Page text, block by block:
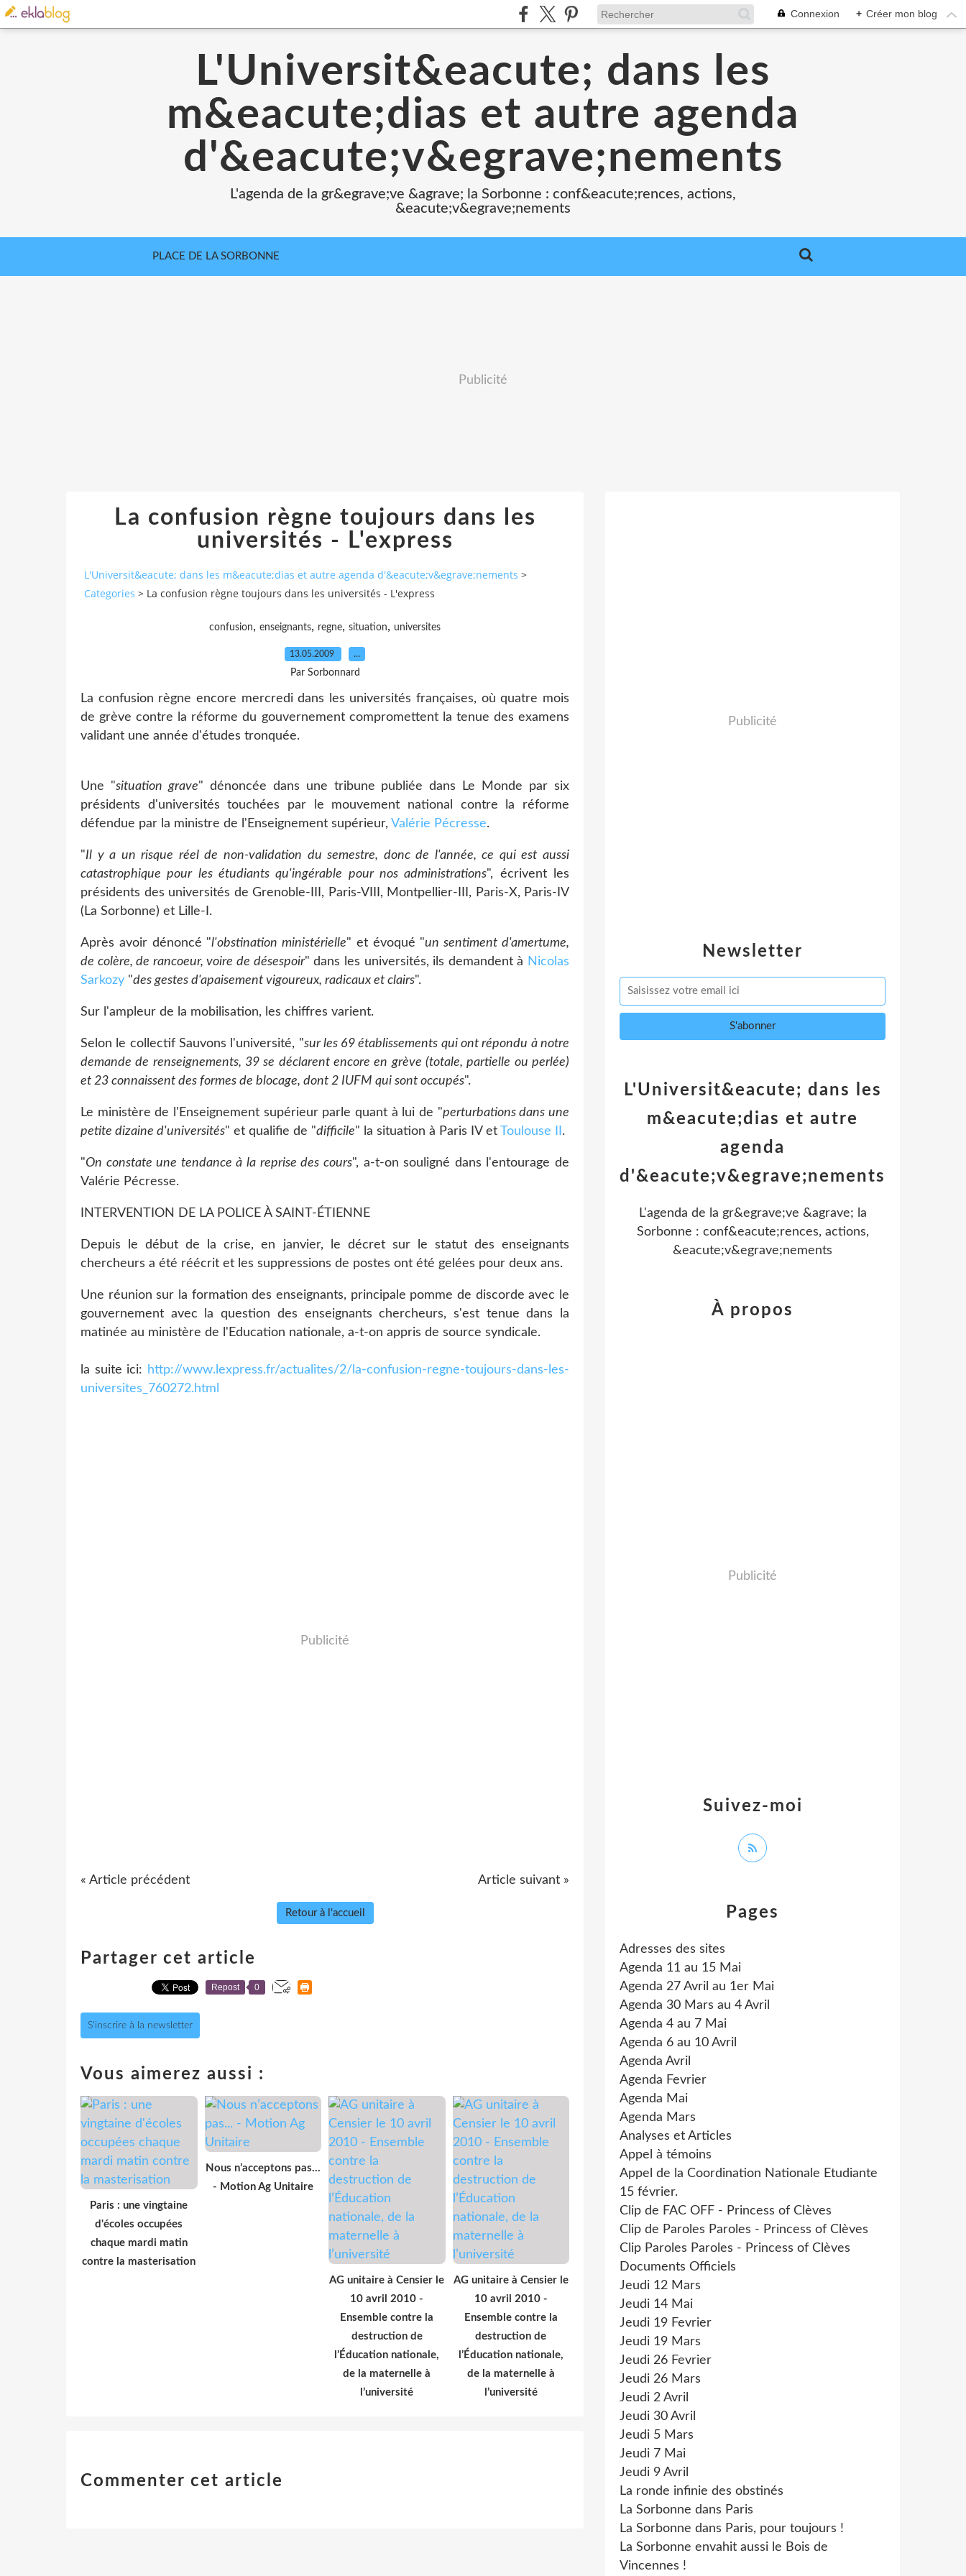
Connexion + Créer mon blog
L'Universit&eacute; dans les
m&eacute;dias et autre agenda
d'&eacute;v&egrave;nements
L'agenda de la gr&egrave;ve &agrave; la Sorbonne : conf&eacute;rences, actions,
&eacute;v&egrave;nements
PLACE DE LA SORBONNE
Publicité
La confusion règne toujours dans les
universités - L'express
L'Universit&eacute; dans les m&eacute;dias et autre agenda d'&eacute;v&egrave;nements >
Categories > La confusion règne toujours dans les universités - L'express
confusion, enseignants, regne, situation, universites
13.05.2009 …
Par Sorbonnard
La confusion règne encore mercredi dans les universités françaises, où quatre mois
de grève contre la réforme du gouvernement compromettent la tenue des examens
validant une année d'études tronquée.
Une "situation grave" dénoncée dans une tribune publiée dans Le Monde par six
présidents d'universités touchées par le mouvement national contre la réforme
défendue par la ministre de l'Enseignement supérieur, Valérie Pécresse.
"Il y a un risque réel de non-validation du semestre, donc de l'année, ce qui est aussi
catastrophique pour les étudiants qu'ingérable pour nos administrations", écrivent les
présidents des universités de Grenoble-III, Paris-VIII, Montpellier-III, Paris-X, Paris-IV
(La Sorbonne) et Lille-I.
Après avoir dénoncé "l'obstination ministérielle" et évoqué "un sentiment d'amertume,
de colère, de rancoeur, voire de désespoir" dans les universités, ils demandent à Nicolas
Sarkozy "des gestes d'apaisement vigoureux, radicaux et clairs".
Sur l'ampleur de la mobilisation, les chiffres varient.
Selon le collectif Sauvons l'université, "sur les 69 établissements qui ont répondu à notre
demande de renseignements, 39 se déclarent encore en grève (totale, partielle ou perlée)
et 23 connaissent des formes de blocage, dont 2 IUFM qui sont occupés".
Le ministère de l'Enseignement supérieur parle quant à lui de "perturbations dans une
petite dizaine d'universités" et qualifie de "difficile" la situation à Paris IV et Toulouse II .
"On constate une tendance à la reprise des cours", a-t-on souligné dans l'entourage de
Valérie Pécresse.
INTERVENTION DE LA POLICE À SAINT-ÉTIENNE
Depuis le début de la crise, en janvier, le décret sur le statut des enseignants
chercheurs a été réécrit et les suppressions de postes ont été gelées pour deux ans.
Une réunion sur la formation des enseignants, principale pomme de discorde avec le
gouvernement avec la question des enseignants chercheurs, s'est tenue dans la
matinée au ministère de l'Education nationale, a-t-on appris de source syndicale.
la suite ici:
http://www.lexpress.fr/actualites/2/la-confusion-regne-toujours-dans-les-
universites_760272.html
Publicité
« Article précédent Article suivant »
Retour à l'accueil
Partager cet article
Repost 0
S'inscrire à la newsletter
Vous aimerez aussi :
Paris : une vingtaine
d'écoles occupées
chaque mardi matin
contre la masterisation
Nous n’acceptons pas...
- Motion Ag Unitaire
AG unitaire à Censier le
10 avril 2010 -
Ensemble contre la
destruction de
l’Éducation nationale,
de la maternelle à
l’université
AG unitaire à Censier le
10 avril 2010 -
Ensemble contre la
destruction de
l’Éducation nationale,
de la maternelle à
l’université
Commenter cet article
Newsletter
Publicité
Pages
Adresses des sites
Agenda 11 au 15 Mai
Agenda 27 Avril au 1er Mai
Agenda 30 Mars au 4 Avril
Agenda 4 au 7 Mai
Agenda 6 au 10 Avril
Agenda Avril
Agenda Fevrier
Agenda Mai
Agenda Mars
Analyses et Articles
Appel à témoins
Appel de la Coordination Nationale Etudiante
15 février.
Clip de FAC OFF - Princess of Clèves
Clip de Paroles Paroles - Princess of Clèves
Clip Paroles Paroles - Princess of Clèves
Documents Officiels
Jeudi 12 Mars
Jeudi 14 Mai
Jeudi 19 Fevrier
Jeudi 19 Mars
Jeudi 26 Fevrier
Jeudi 26 Mars
Jeudi 2 Avril
Jeudi 30 Avril
Jeudi 5 Mars
Jeudi 7 Mai
Jeudi 9 Avril
La ronde infinie des obstinés
La Sorbonne dans Paris
La Sorbonne dans Paris, pour toujours !
La Sorbonne envahit aussi le Bois de
Vincennes !
L'Universit&eacute; dans les
m&eacute;dias et autre
agenda
d'&eacute;v&egrave;nements
L'agenda de la gr&egrave;ve &agrave; la
Sorbonne : conf&eacute;rences, actions,
&eacute;v&egrave;nements
Suivez-moi
À propos
Publicité